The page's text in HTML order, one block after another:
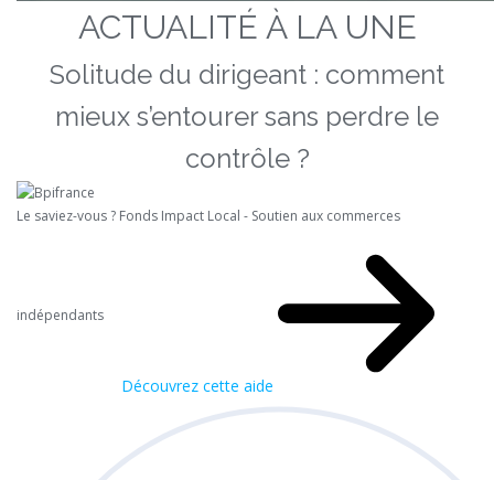
ACTUALITÉ À LA UNE
Solitude du dirigeant : comment
mieux s’entourer sans perdre le
contrôle ?
Le saviez-vous ? Fonds Impact Local - Soutien aux commerces
indépendants
Découvrez cette aide